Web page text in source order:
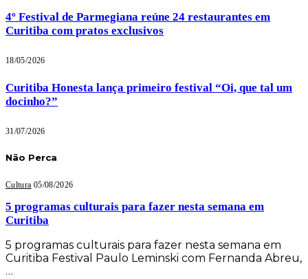
4º Festival de Parmegiana reúne 24 restaurantes em
Curitiba com pratos exclusivos
18/05/2026
Curitiba Honesta lança primeiro festival “Oi, que tal um
docinho?”
31/07/2026
Não Perca
Cultura 05/08/2026
5 programas culturais para fazer nesta semana em
Curitiba
5 programas culturais para fazer nesta semana em
Curitiba Festival Paulo Leminski com Fernanda Abreu,
…